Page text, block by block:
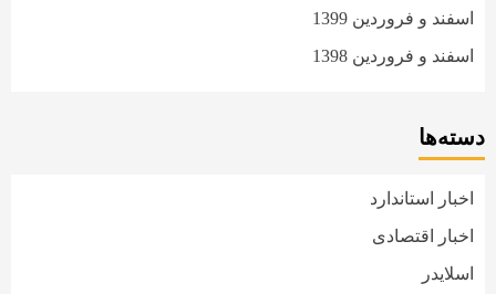
اسفند و فروردین 1399
اسفند و فروردین 1398
دسته‌ها
اخبار استاندارد
اخبار اقتصادی
اسلایدر